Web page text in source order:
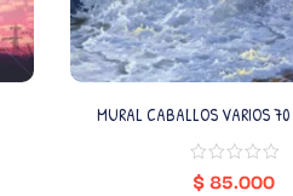
MURAL CABALLOS VARIOS
$85.000